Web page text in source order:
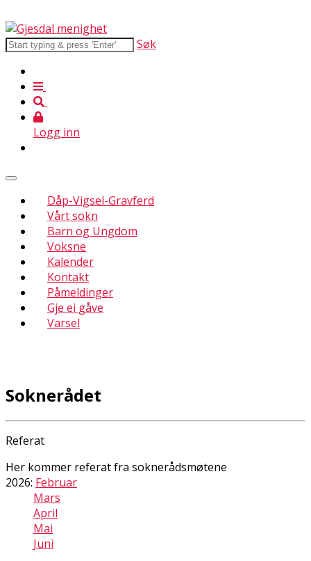
Søk
Logg inn
Dåp-Vigsel-Gravferd
Vårt sokn
Barn og Ungdom
Voksne
Kalender
Kontakt
Påmeldinger
Gje ei gåve
Varsel
Soknerådet
Referat
Her kommer referat fra soknerådsmøtene
2026: Februar
Mars
April
Mai
Juni